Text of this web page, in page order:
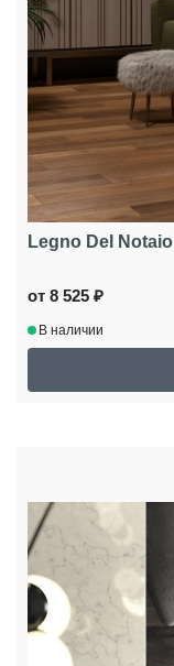
Legno Del Notaio
от 8 525 ₽
В наличии